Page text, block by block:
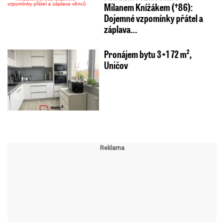
Milanem Knížákem (†86):
Dojemné vzpomínky přátel a
záplava…
Pronájem bytu 3+1 72 m²,
Uničov